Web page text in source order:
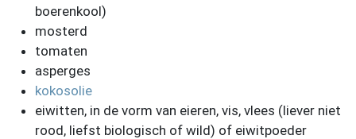
boerenkool)
mosterd
tomaten
asperges
kokosolie
eiwitten, in de vorm van eieren, vis, vlees (liever niet
rood, liefst biologisch of wild) of eiwitpoeder